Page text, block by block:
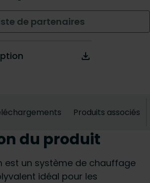
de partenaires
Produits associés
du produit
est un système de chauffage
idéal pour les